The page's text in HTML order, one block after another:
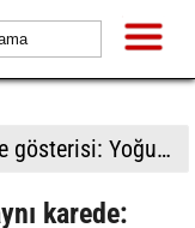
BTP Kocaeli'den Darıca çıkarması: Esnaf ve derneklerden yoğun ilgi
karede: